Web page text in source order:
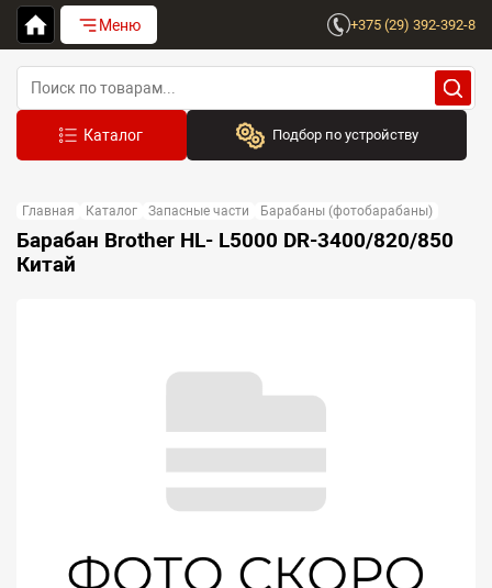
Меню +375 (29) 392-392-8
Подбор по устройству
Выберите бренд
Главная Каталог Запасные части Барабаны (фотобарабаны)
Барабан Brother HL- L5000 DR-3400/820/850
Китай